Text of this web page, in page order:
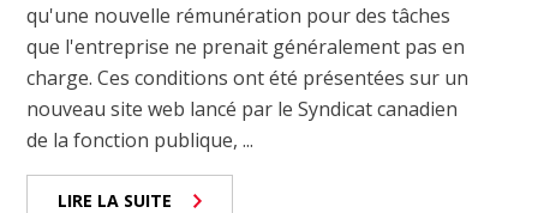
qu'une nouvelle rémunération pour des tâches
que l'entreprise ne prenait généralement pas en
charge. Ces conditions ont été présentées sur un
nouveau site web lancé par le Syndicat canadien
de la fonction publique, ...
LIRE LA SUITE